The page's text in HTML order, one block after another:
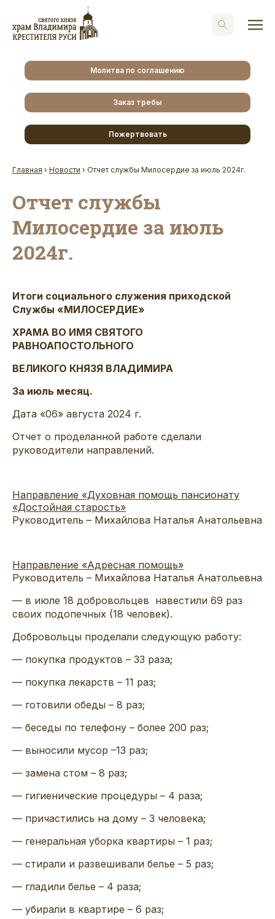
Молитва по соглашению
Заказ требы
Пожертвовать
Главная › Новости › Отчет службы Милосердие за июль 2024г.
Отчет службы
Милосердие за июль
2024г.
Итоги социального служения приходской
Службы «МИЛОСЕРДИЕ»
ХРАМА ВО ИМЯ СВЯТОГО
РАВНОАПОСТОЛЬНОГО
ВЕЛИКОГО КНЯЗЯ ВЛАДИМИРА
За июль месяц.
Дата «06» августа 2024 г.
Отчет о проделанной работе сделали
руководители направлений.
Направление «Духовная помощь пансионату
«Достойная старость»
Руководитель – Михайлова Наталья Анатольевна
Направление «Адресная помощь»
Руководитель – Михайлова Наталья Анатольевна
— в июле 18 добровольцев навестили 69 раз
своих подопечных (18 человек).
Добровольцы проделали следующую работу:
— покупка продуктов – 33 раза;
— покупка лекарств – 11 раз;
— готовили обеды – 8 раз;
— беседы по телефону – более 200 раз;
— выносили мусор –13 раз;
— замена стом – 8 раз;
— гигиенические процедуры – 4 раза;
— причастились на дому – 3 человека;
— генеральная уборка квартиры – 1 раз;
— стирали и развешивали белье – 5 раз;
— гладили белье – 4 раза;
— убирали в квартире – 6 раз;